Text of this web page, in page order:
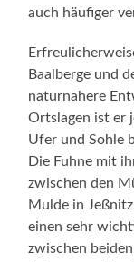
auch häufiger
Baalberge und
naturnahere
Ortslagen ist er
Ufer und Sohle
Die Fuhne mit
zwischen den
Mulde in
einen sehr
zwischen